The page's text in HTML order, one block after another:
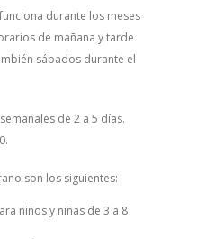
durante los meses
de mañana y tarde
sábados durante el
de 2 a 5 días.
son los siguientes:
niños y niñas de 3 a 8